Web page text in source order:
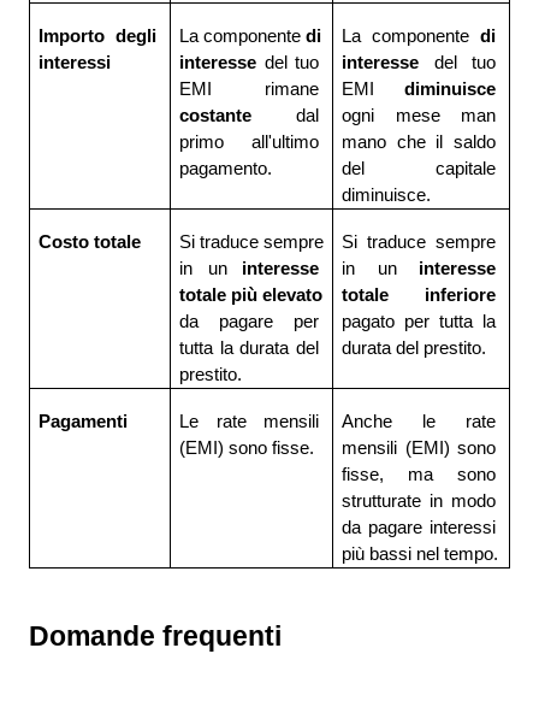
Importo degli
interessi
La componente di
interesse del tuo
costante dal
primo all'ultimo
pagamento.
La componente di
interesse del tuo
EMI
ogni mese man
mano che il saldo
del capitale
diminuisce.
Costo totale
Si traduce sempre
in un interesse
totale più elevato
da pagare per
tutta la durata del
prestito.
Si traduce sempre
in un interesse
pagato per tutta la
durata del prestito.
Pagamenti
Le rate mensili
(EMI) sono fisse.
Anche le rate
mensili (EMI) sono
fisse, ma sono
strutturate in modo
da pagare interessi
più bassi nel tempo.
Domande frequenti